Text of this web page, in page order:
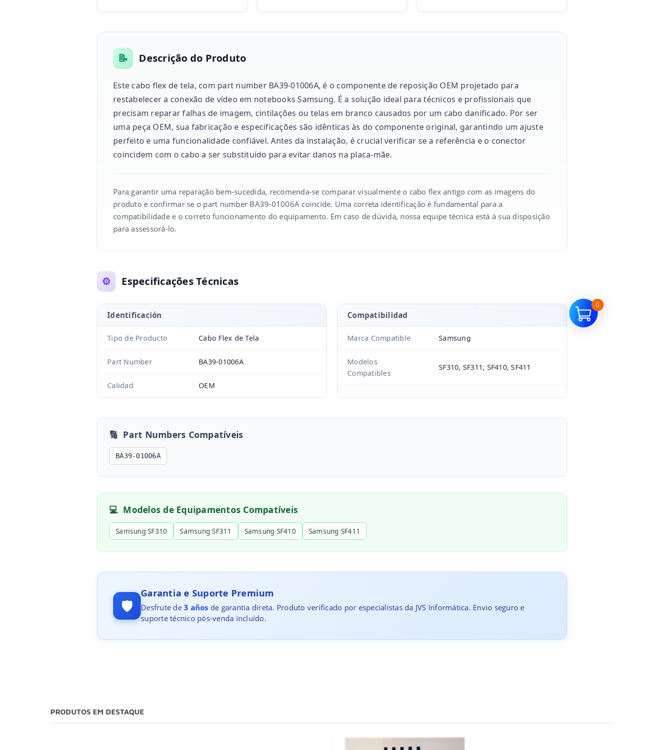
📝 Descrição do Produto
Este cabo flex de tela, com part number BA39-01006A, é o componente de reposição OEM projetado para
restabelecer a conexão de vídeo em notebooks Samsung. É a solução ideal para técnicos e profissionais que
precisam reparar falhas de imagem, cintilações ou telas em branco causados por um cabo danificado. Por ser
uma peça OEM, sua fabricação e especificações são idênticas às do componente original, garantindo um ajuste
perfeito e uma funcionalidade confiável. Antes da instalação, é crucial verificar se a referência e o conector
coincidem com o cabo a ser substituído para evitar danos na placa-mãe.
Para garantir uma reparação bem-sucedida, recomenda-se comparar visualmente o cabo flex antigo com as imagens do
produto e confirmar se o part number BA39-01006A coincide. Uma correta identificação é fundamental para a
compatibilidade e o correto funcionamento do equipamento. Em caso de dúvida, nossa equipe técnica está à sua disposição
para assessorá-lo.
⚙️ Especificações Técnicas
Identificación
Tipo de Producto Cabo Flex de Tela
Part Number BA39-01006A
Calidad OEM
Compatibilidad
Marca Compatible Samsung
Modelos
Compatibles
SF310, SF311, SF410, SF411
🔢 Part Numbers Compatíveis
BA39-01006A
💻 Modelos de Equipamentos Compatíveis
Samsung SF310 Samsung SF311 Samsung SF410 Samsung SF411
🛡️
Garantia e Suporte Premium
Desfrute de 3 años de garantia direta. Produto verificado por especialistas da JVS Informática. Envio seguro e
suporte técnico pós-venda incluído.
PRODUTOS EM DESTAQUE
0